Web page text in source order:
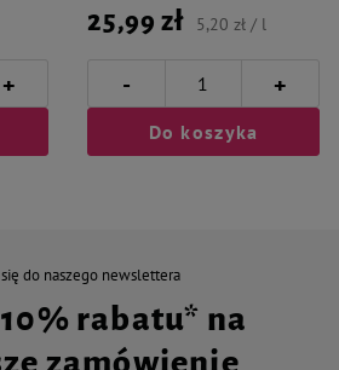
+
25,99 zł 5,20 zł / l
- +
Do koszyka
do naszego newslettera
rabatu* na
zamówienie